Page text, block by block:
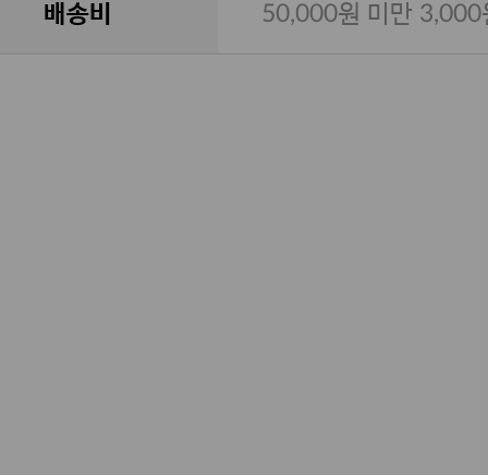
배송비 50,000원 미만 3,000